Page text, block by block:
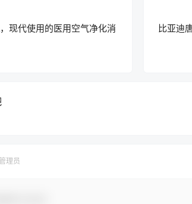
现代使用的医用空气净化消
比亚迪
管理员